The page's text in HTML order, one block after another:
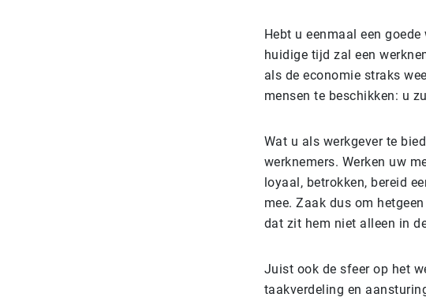
Hebt u eenmaal een
huidige tijd zal een
als de economie straks
mensen te beschikken: u
Wat u als werkgever te
werknemers. Werken uw
loyaal, betrokken, bereid
mee. Zaak dus om
dat zit hem niet alleen in
Juist ook de sfeer op het
taakverdeling en